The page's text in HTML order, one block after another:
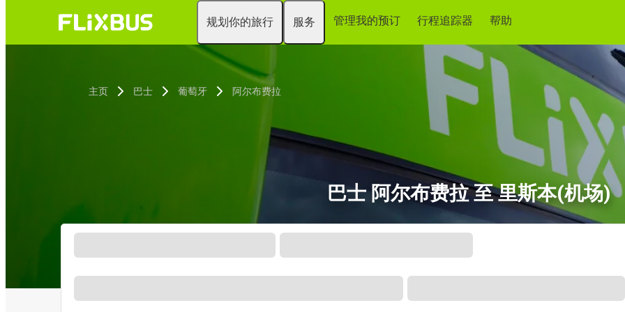
规划你的旅行 服务 管理我的预订 行程追踪器 帮助
主页 巴士 葡萄牙 阿尔布费拉
巴士 阿尔布费拉 至 里斯本(机场)